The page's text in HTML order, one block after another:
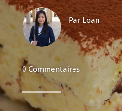
Par Loan
0 Commentaires